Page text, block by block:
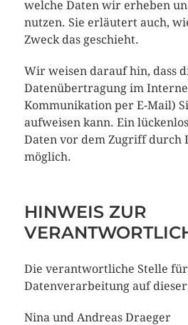
welche Daten wir erheben
nutzen. Sie erläutert auch,
Zweck das geschieht.
Wir weisen darauf hin, dass
Datenübertragung im
Kommunikation per E-Mail)
aufweisen kann. Ein
Daten vor dem Zugriff durch
möglich.
HINWEIS ZUR
Die verantwortliche Stelle
Datenverarbeitung auf
Nina und Andreas Draeger